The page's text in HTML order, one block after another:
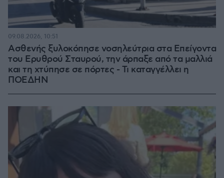
Ασθενής ξυλοκόπησε νοσηλεύτρια στα Επείγοντα
του Ερυθρού Σταυρού, την άρπαξε από τα μαλλιά
και τη χτύπησε σε πόρτες - Τι καταγγέλλει η
ΠΟΕΔΗΝ
09.08.2026, 10:51